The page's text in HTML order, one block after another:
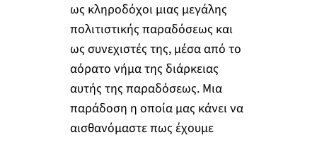
ως κληροδόχοι μιας μεγάλης
πολιτιστικής παραδόσεως και
ως συνεχιστές της, μέσα από το
αόρατο νήμα της διάρκειας
αυτής της παραδόσεως. Μια
παράδοση η οποία μας κάνει να
αισθανόμαστε πως έχουμε